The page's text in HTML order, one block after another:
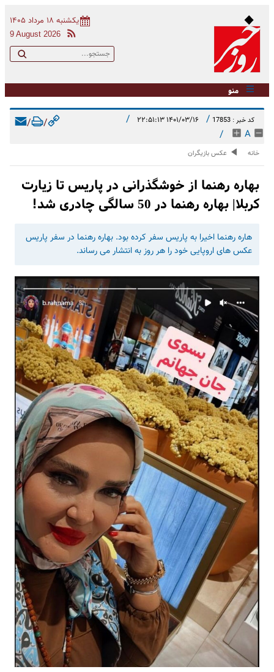
یکشنبه ۱۸ مرداد ۱۴۰۵
9 August 2026
منو
کد خبر : 17853 / ۱۴۰۱/۰۳/۱۶ ۲۲:۵۱:۱۳ /
A
/
/
/
خانه عکس بازیگران
بهاره رهنما از خوشگذرانی در پاریس تا زیارت
کربلا| بهاره رهنما در 50 سالگی چادری شد!
هاره رهنما اخیرا به پاریس سفر کرده بود. بهاره رهنما در سفر پاریس
عکس های اروپایی خود را هر روز به انتشار می رساند.